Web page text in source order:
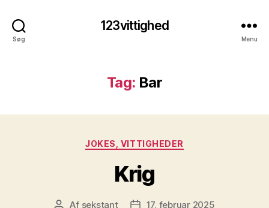
Søg
123vittighed
Menu
Tag: Bar
Kategorier
JOKES, VITTIGHEDER
Krig
Indlægsforfatter
Af sekstant Indlægsdato
17. februar 2025